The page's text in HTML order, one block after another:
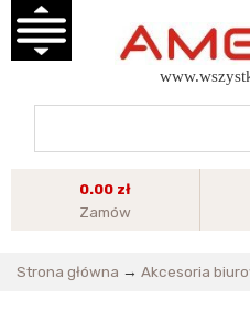
0.00 zł
Zamów
Strona główna → Akcesoria